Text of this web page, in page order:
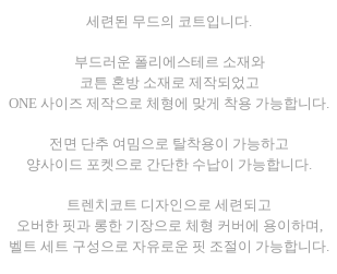
세련된 무드의 코트입니다.
부드러운 폴리에스테르 소재와
코튼 혼방 소재로 제작되었고
ONE 사이즈 제작으로 체형에 맞게 착용 가능합니다.
전면 단추 여밈으로 탈착용이 가능하고
양사이드 포켓으로 간단한 수납이 가능합니다.
트렌치코트 디자인으로 세련되고
오버한 핏과 롱한 기장으로 체형 커버에 용이하며,
벨트 세트 구성으로 자유로운 핏 조절이 가능합니다.